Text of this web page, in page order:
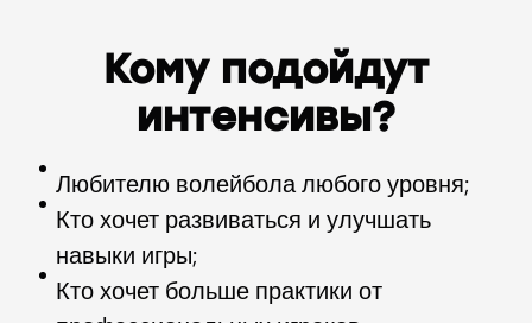
Кому подойдут
интенсивы?
Любителю волейбола любого уровня;
Кто хочет развиваться и улучшать
навыки игры;
Кто хочет больше практики от